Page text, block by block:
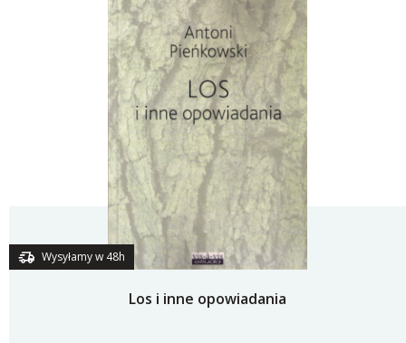
Wysyłamy w 48h
Los i inne opowiadania